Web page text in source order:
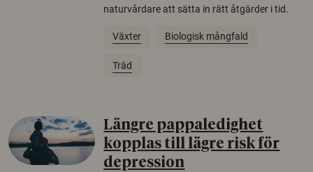
naturvårdare att sätta in rätt åtgärder i tid.
Växter Biologisk mångfald
Träd
Längre pappaledighet
kopplas till lägre risk för
depression